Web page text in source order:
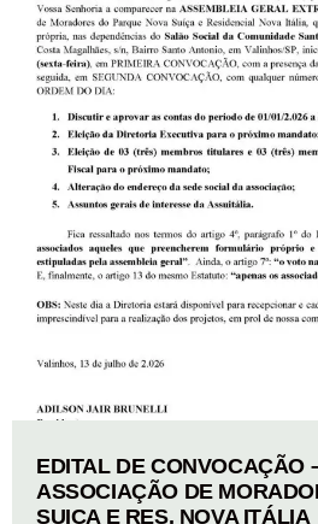
EDITAL DE CONVOCAÇÃO
ASSOCIAÇÃO DE
SUIÇA E RES. NOVA ITÁLIA